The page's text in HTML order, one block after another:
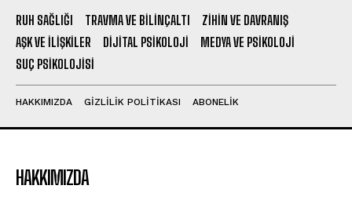
RUH SAĞLIĞI TRAVMA VE BILINÇALTI
ZIHIN VE DAVRANIŞ
AŞK VE İLIŞKILER
DIJITAL PSIKOLOJI
MEDYA VE PSIKOLOJI
SUÇ PSIKOLOJISI
HAKKIMIZDA GIZLILIK POLITIKASI ABONELIK
HAKKIMIZDA